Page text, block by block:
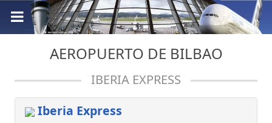
AEROPUERTO DE BILBAO
IBERIA EXPRESS
Iberia Express